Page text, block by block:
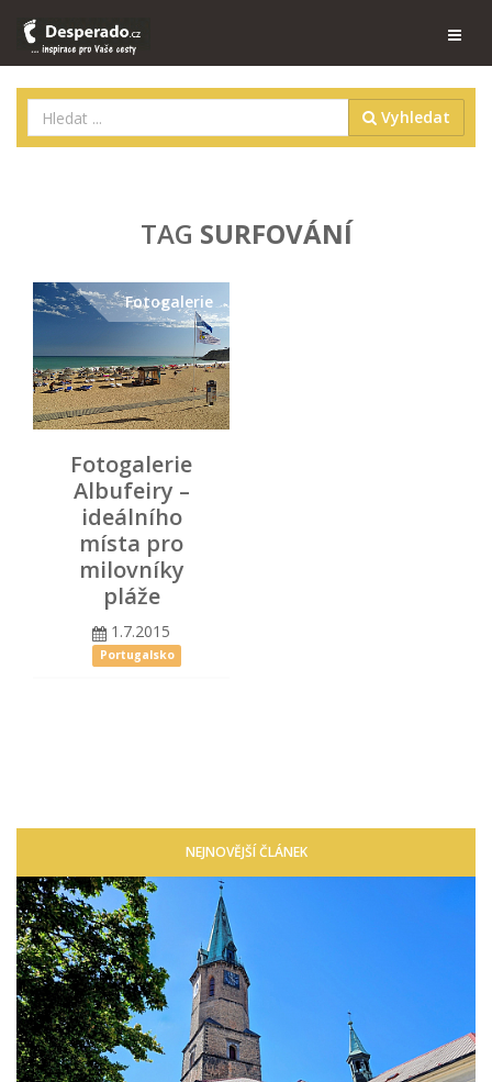
Vyhledat
TAG SURFOVÁNÍ
Fotogalerie
Fotogalerie
Albufeiry –
ideálního
místa pro
milovníky
pláže
1.7.2015
Portugalsko
NEJNOVĚJŠÍ ČLÁNEK